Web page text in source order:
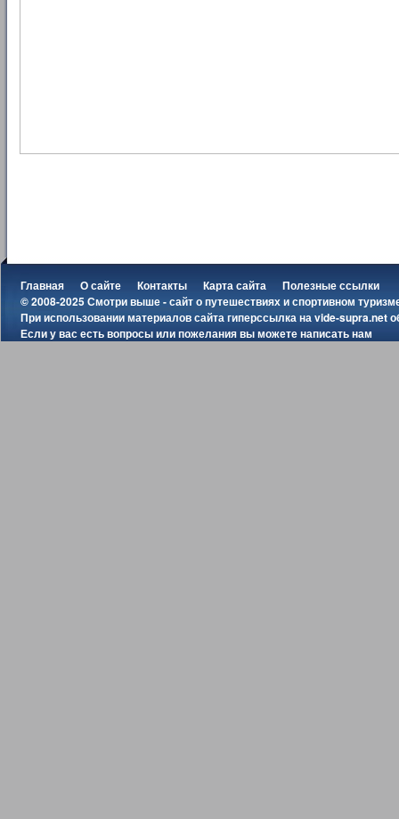
Главная О сайте Контакты Карта сайта
Полезные ссылки
© 2008-2025 Смотри выше - сайт о путешествиях и спортивном
При использовании материалов сайта гиперссылка наvide-supra.net
Если у вас есть вопросы или пожелания вы можетенаписать нам